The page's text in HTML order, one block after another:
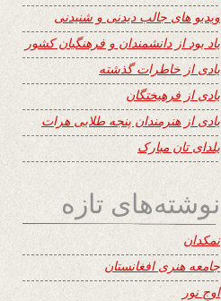
ویدیو های جالب دیدنی و شنیدنی
یاد بود از دانشمندان و فرهنگیان کشور
یادی از خاطرات گذشته
یادی از فرهیختگان
یادی از هنرمندان پنجه طلایی هرات
یلدای تان مبارک
نوشته‌های تازه
نمکدان
جامعه هنری افغانستان
اوجِ نور